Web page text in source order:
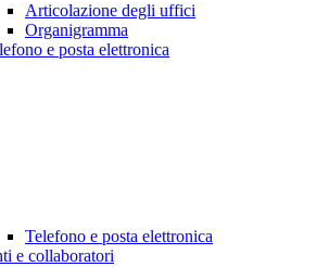
Articolazione degli uffici
Organigramma
e posta elettronica
Telefono e posta elettronica
e collaboratori